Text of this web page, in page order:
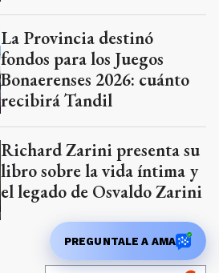
La Provincia destinó
fondos para los Juegos
Bonaerenses 2026: cuánto
recibirá Tandil
Richard Zarini presenta su
libro sobre la vida íntima y
el legado de Osvaldo Zarini
PREGUNTALE A AMA